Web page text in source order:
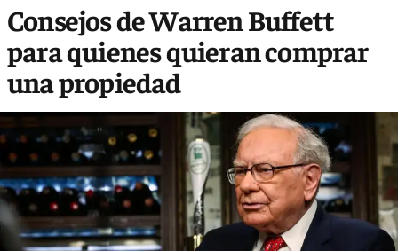
Consejos de Warren Buffett
para quienes quieran comprar
una propiedad